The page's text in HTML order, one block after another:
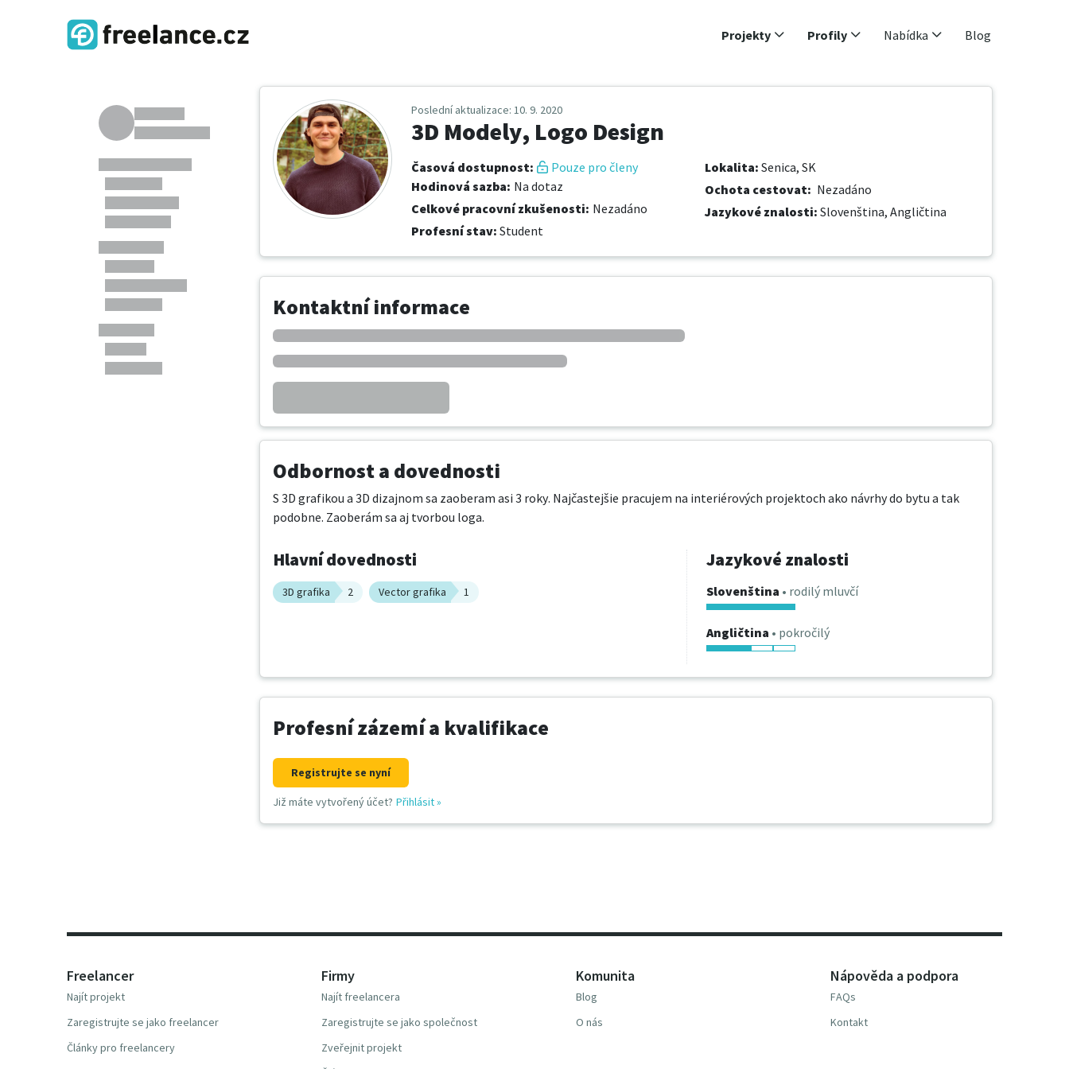
Projekty Profily Nabídka Blog
Poslední aktualizace: 10. 9. 2020
3D Modely, Logo Design
Časová dostupnost:
Pouze pro členy
Hodinová sazba: Na dotaz
Celkové pracovní zkušenosti: Nezadáno
Profesní stav: Student
Lokalita: Senica, SK
Ochota cestovat: Nezadáno
Jazykové znalosti: Slovenština, Angličtina
Kontaktní informace
Odbornost a dovednosti
S 3D grafikou a 3D dizajnom sa zaoberam asi 3 roky. Najčastejšie pracujem na interiérových projektoch ako návrhy do bytu a tak
podobne. Zaoberám sa aj tvorbou loga.
Hlavní dovednosti
3D grafika 2 Vector grafika 1
Jazykové znalosti
Slovenština • rodilý mluvčí
Angličtina • pokročilý
Profesní zázemí a kvalifikace
Registrujte se nyní
Již máte vytvořený účet? Přihlásit»
Freelancer
Najít projekt
Zaregistrujte se jako freelancer
Články pro freelancery
Firmy
Najít freelancera
Zaregistrujte se jako společnost
Zveřejnit projekt
Komunita
Blog
O nás
Nápověda a podpora
FAQs
Kontakt